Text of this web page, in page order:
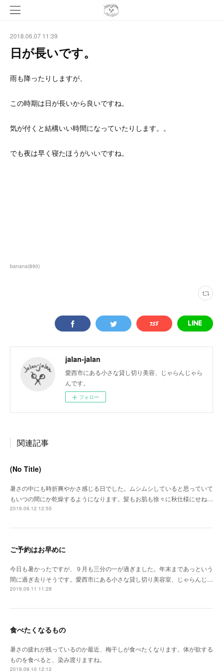
2018.06.07 11:39
日が長いです。
雨も降ったりしますが、
この時期は日が長いから良いですね。
気が付くと結構いい時間になっていたりします。。
でも夜は早く寝たほうがいいですね。
banana(890)
jalan-jalan
愛西市にある小さな貸し切り美容、じゃらんじゃら
んです。
フォロー
関連記事
(No Title)
暑さの中にも時折爽やかさ感じる日でした。ムシムシしていると思っていて
もいつの間にか乾燥するようになります。髪もお肌も徐々に秋仕様にせね…
2019.09.12 12:55
ご予約はお早めに
今日も暑かったですが、９月も三分の一が過ぎました。年末まであっという
間に過ぎ去りそうです。愛西市にある小さな貸し切り美容室、じゃらんじ…
2019.09.11 11:28
食べたくなるもの
暑さの疲れが残っているのか最近、梅干しが食べたくなります。体が欲する
ものを食べると、染み渡りますね。
2019.09.10 12:12